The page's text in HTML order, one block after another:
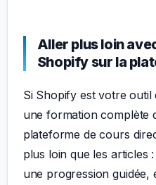
Aller plus loin
Shopify sur la
Si Shopify est votre outil
une formation complète
plateforme de cours
plus loin que les articles
une progression guidée,